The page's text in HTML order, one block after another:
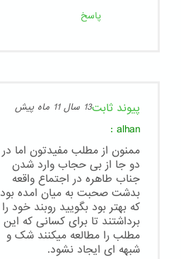
پاسخ
پیوند ثابت13 سال 11 ماه پیش
alhan
:
ممنون از مطلب مفیدتون اما در
دو جا از بی حجاب وارد شدن
جناب طاهره در اجتماع واقعه
بدشت صحبت به میان امده بود
که بهتر بود بگویید روبند خود را
برداشتند تا برای کسانی که این
مطلب را مطالعه میکنند شک و
شبهه ای ایجاد نشود.